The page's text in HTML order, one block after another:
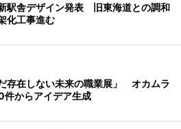
駅舎デザイン発表 旧東海道との調和
化工事進む
存在しない未来の職業展」 オカムラ
からアイデア生成